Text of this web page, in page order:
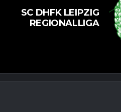
SC DHFK LEIPZIG
REGIONALLIGA